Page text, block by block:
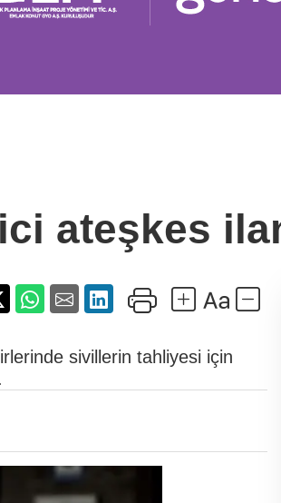
ateşkes
sivillerin tahliyesi için